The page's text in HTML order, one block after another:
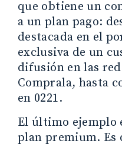
que obtiene un
a un plan pago:
destacada en el
exclusiva de un
difusión en las
Comprala, hasta
en 0221.
El último ejemplo
plan premium. Es